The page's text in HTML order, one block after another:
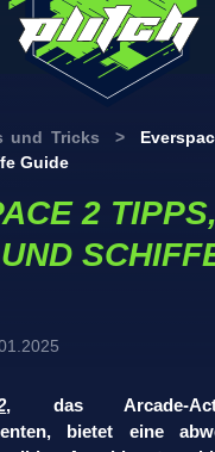
und Tricks >
Guide
2 TIPPS,
, das Arcade-
bietet eine